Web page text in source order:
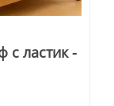
с ластик -